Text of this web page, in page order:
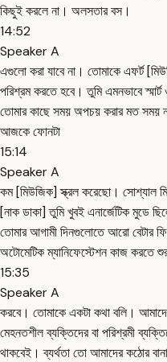
কিছুই করলে না। অলসতার বস।
14:52
Speaker A
এগুলো করা যাবে না। তোমাকে এফর্ট
পরিশ্রম করতে হবে। তুমি এমনভাবে
তোমার কাছে সময় অপচয় করার মত সময়
আজকে ফোনটা
15:14
Speaker A
কম [মিউজিক] স্ক্রল করেছো। সোশ্যাল
[নাক ডাকা] তুমি খুবই এনার্জেটিক মুডে
তোমার আগামী দিনগুলোতে আরো বেটার
অটোমেটিক ম্যানিফেস্টেশন কাজ করতে
15:35
Speaker A
করবে। তোমাকে একটা কথা বলি।
মেহনতশীল ব্যক্তিদের বা পরিশ্রমী
থাকবেই। ব্যর্থতা তো আমাদের কঠোর